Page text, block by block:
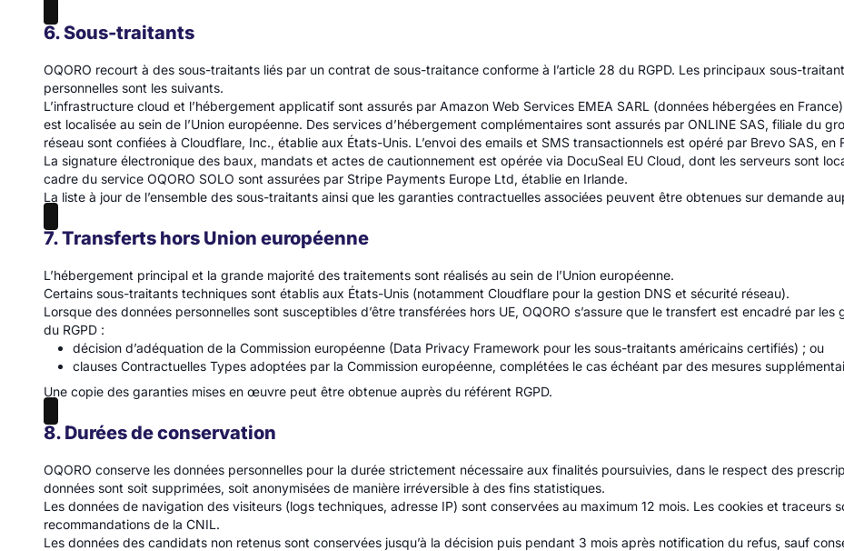
6. Sous-traitants
OQORO recourt à des sous-traitants liés par un contrat de sous-traitance conforme à l’article 28 du RGPD. Les principaux sous-
personnelles sont les suivants.
L’infrastructure cloud et l’hébergement applicatif sont assurés par Amazon Web Services EMEA SARL (données hébergées en
est localisée au sein de l’Union européenne. Des services d’hébergement complémentaires sont assurés par ONLINE SAS, filiale du
réseau sont confiées à Cloudflare, Inc., établie aux États-Unis. L’envoi des emails et SMS transactionnels est opéré par Brevo SAS, en
La signature électronique des baux, mandats et actes de cautionnement est opérée via DocuSeal EU Cloud, dont les serveurs sont
cadre du service OQORO SOLO sont assurées par Stripe Payments Europe Ltd, établie en Irlande.
La liste à jour de l’ensemble des sous-traitants ainsi que les garanties contractuelles associées peuvent être obtenues sur demande
7. Transferts hors Union européenne
L’hébergement principal et la grande majorité des traitements sont réalisés au sein de l’Union européenne.
Certains sous-traitants techniques sont établis aux États-Unis (notamment Cloudflare pour la gestion DNS et sécurité réseau).
Lorsque des données personnelles sont susceptibles d’être transférées hors UE, OQORO s’assure que le transfert est encadré par
du RGPD :
décision d’adéquation de la Commission européenne (Data Privacy Framework pour les sous-traitants américains certifiés) ; ou
clauses Contractuelles Types adoptées par la Commission européenne, complétées le cas échéant par des mesures
Une copie des garanties mises en œuvre peut être obtenue auprès du référent RGPD.
8. Durées de conservation
OQORO conserve les données personnelles pour la durée strictement nécessaire aux finalités poursuivies, dans le respect des
données sont soit supprimées, soit anonymisées de manière irréversible à des fins statistiques.
Les données de navigation des visiteurs (logs techniques, adresse IP) sont conservées au maximum 12 mois. Les cookies et traceurs
recommandations de la CNIL.
Les données des candidats non retenus sont conservées jusqu’à la décision puis pendant 3 mois après notification du refus, sauf